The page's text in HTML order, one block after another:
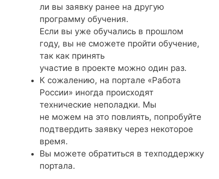
ли вы заявку ранее на другую
программу обучения.
Если вы уже обучались в прошлом
году, вы не сможете пройти обучение,
так как принять
участие в проекте можно один раз.
К сожалению, на портале «Работа
России» иногда происходят
технические неполадки. Мы
не можем на это повлиять, попробуйте
подтвердить заявку через некоторое
время.
Вы можете обратиться в техподдержку
портала.